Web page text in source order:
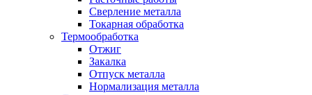
Сверление металла
Токарная обработка
Термообработка
Отжиг
Закалка
Отпуск металла
Нормализация металла